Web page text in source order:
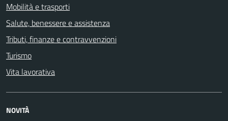
Mobilità e trasporti
Salute, benessere e assistenza
Tributi, finanze e contravvenzioni
Turismo
Vita lavorativa
NOVITÀ